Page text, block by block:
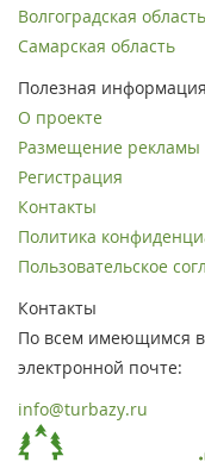
Волгоградская область
Самарская область
Полезная информация
О проекте
Размещение рекламы
Регистрация
Контакты
Политика
Пользовательское
Контакты
По всем имеющимся
электронной почте:
info@turbazy.ru